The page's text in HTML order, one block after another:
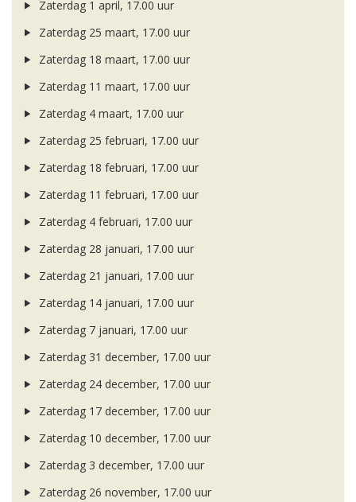
Zaterdag 1 april, 17.00 uur
Zaterdag 25 maart, 17.00 uur
Zaterdag 18 maart, 17.00 uur
Zaterdag 11 maart, 17.00 uur
Zaterdag 4 maart, 17.00 uur
Zaterdag 25 februari, 17.00 uur
Zaterdag 18 februari, 17.00 uur
Zaterdag 11 februari, 17.00 uur
Zaterdag 4 februari, 17.00 uur
Zaterdag 28 januari, 17.00 uur
Zaterdag 21 januari, 17.00 uur
Zaterdag 14 januari, 17.00 uur
Zaterdag 7 januari, 17.00 uur
Zaterdag 31 december, 17.00 uur
Zaterdag 24 december, 17.00 uur
Zaterdag 17 december, 17.00 uur
Zaterdag 10 december, 17.00 uur
Zaterdag 3 december, 17.00 uur
Zaterdag 26 november, 17.00 uur